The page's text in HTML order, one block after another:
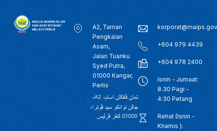
A2, Taman
Pengkalan
Asam,
Jalan Tuanku
Syed Putra,
01000 Kangar,
Perlis
+604 979 4439
+604 978 2400
Isnin - Jumaat:
8.30 Pagi -
4:30 Petang
Rehat (Isnin -
Khamis ):